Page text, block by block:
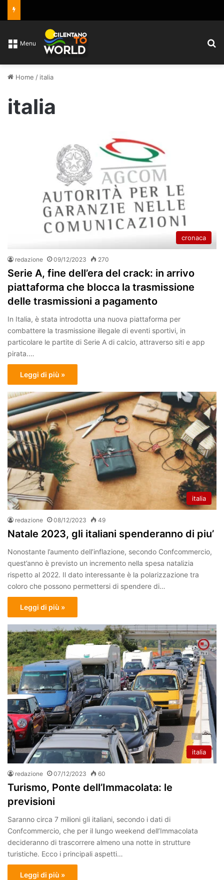
Menu
Home / italia
italia
cronaca
redazione 09/12/2023 270
Serie A, fine dell’era del crack: in arrivo
piattaforma che blocca la trasmissione
delle trasmissioni a pagamento
In Italia, è stata introdotta una nuova piattaforma per
combattere la trasmissione illegale di eventi sportivi, in
particolare le partite di Serie A di calcio, attraverso siti e app
pirata.…
Leggi di più »
italia
redazione 08/12/2023 49
Natale 2023, gli italiani spenderanno di piu’
Nonostante l’aumento dell’inflazione, secondo Confcommercio,
quest’anno è previsto un incremento nella spesa natalizia
rispetto al 2022. Il dato interessante è la polarizzazione tra
coloro che possono permettersi di spendere di…
Leggi di più »
italia
redazione 07/12/2023 60
Turismo, Ponte dell’Immacolata: le
previsioni
Saranno circa 7 milioni gli italiani, secondo i dati di
Confcommercio, che per il lungo weekend dell’Immacolata
decideranno di trascorrere almeno una notte in strutture
turistiche. Ecco i principali aspetti…
Leggi di più »